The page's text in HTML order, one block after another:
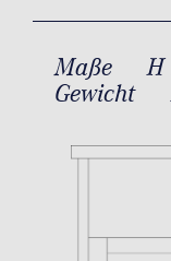
Maße
H
Gewicht